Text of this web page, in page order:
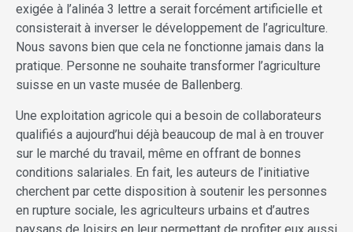
exigée à l’alinéa 3 lettre a serait forcément artificielle et
consisterait à inverser le développement de l’agriculture.
Nous savons bien que cela ne fonctionne jamais dans la
pratique. Personne ne souhaite transformer l’agriculture
suisse en un vaste musée de Ballenberg.
Une exploitation agricole qui a besoin de collaborateurs
qualifiés a aujourd’hui déjà beaucoup de mal à en trouver
sur le marché du travail, même en offrant de bonnes
conditions salariales. En fait, les auteurs de l’initiative
cherchent par cette disposition à soutenir les personnes
en rupture sociale, les agriculteurs urbains et d’autres
paysans de loisirs en leur permettant de profiter eux aussi